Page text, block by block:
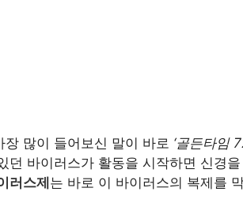
많이 들어보신 말이 바로 ‘골든타임
던 바이러스가 활동을 시작하면 신경
러스제 는 바로 이 바이러스의 복제를